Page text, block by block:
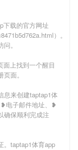
下载的官方网址
）。
。
面上找到一个醒目
面。
息来创建taptap1体
电子邮件地址、❥
确保顺利完成注
。taptap1体育app